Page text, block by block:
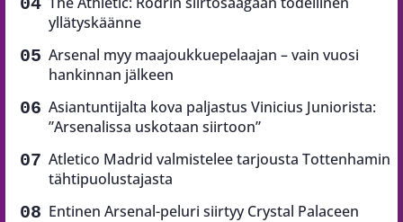
yllätyskäänne
Arsenal myy maajoukkuepelaajan – vain vuosi
hankinnan jälkeen
Asiantuntijalta kova paljastus Vinicius Juniorista:
”Arsenalissa uskotaan siirtoon”
Atletico Madrid valmistelee tarjousta Tottenhamin
tähtipuolustajasta
Entinen Arsenal-peluri siirtyy Crystal Palaceen